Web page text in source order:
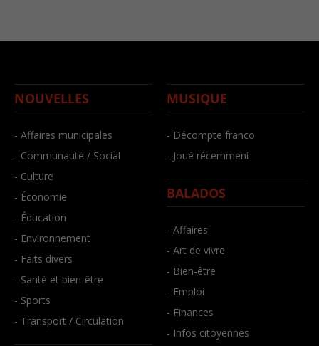
NOUVELLES
- Affaires municipales
- Communauté / Social
- Culture
- Économie
- Éducation
- Environnement
- Faits divers
- Santé et bien-être
- Sports
- Transport / Circulation
MUSIQUE
- Décompte franco
- Joué récemment
BALADOS
- Affaires
- Art de vivre
- Bien-être
- Emploi
- Finances
- Infos citoyennes